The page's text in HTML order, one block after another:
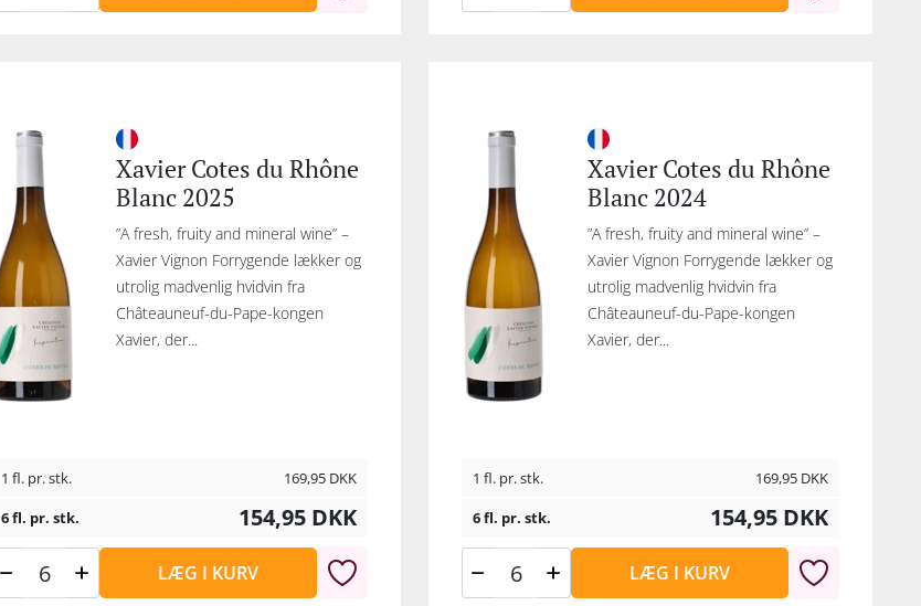
Xavier Cotes du Rhône
Blanc 2025
”A fresh, fruity and mineral wine’’ –
Xavier Vignon Forrygende lækker og
utrolig madvenlig hvidvin fra
Châteauneuf-du-Pape-kongen
Xavier, der...
1 fl. pr. stk. 169,95 DKK
6 fl. pr. stk.
154,95 DKK
LÆG I KURV
Xavier Cotes du Rhône
Blanc 2024
”A fresh, fruity and mineral wine’’ –
Xavier Vignon Forrygende lækker og
utrolig madvenlig hvidvin fra
Châteauneuf-du-Pape-kongen
Xavier, der...
1 fl. pr. stk. 169,95 DKK
6 fl. pr. stk.
154,95 DKK
LÆG I KURV